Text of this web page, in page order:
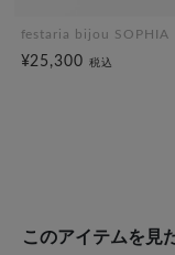
festaria bijou SOPHIA
¥25,300税込
このアイテムを見